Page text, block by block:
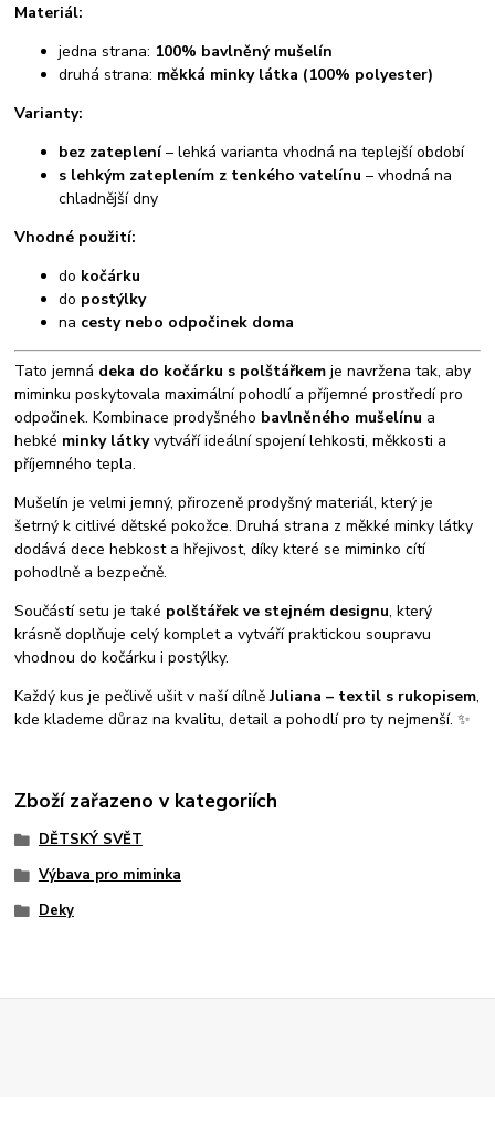
Materiál:
jedna strana: 100% bavlněný mušelín
druhá strana: měkká minky látka (100% polyester)
Varianty:
bez zateplení– lehká varianta vhodná na teplejší období
s lehkým zateplením z tenkého vatelínu – vhodná na
chladnější dny
Vhodné použití:
do kočárku
do postýlky
na cesty nebo odpočinek doma
Tato jemná deka do kočárku s polštářkem je navržena tak, aby
miminku poskytovala maximální pohodlí a příjemné prostředí pro
odpočinek. Kombinace prodyšného bavlněného mušelínu a
hebké minky látkyvytváří ideální spojení lehkosti, měkkosti a
příjemného tepla.
Mušelín je velmi jemný, přirozeně prodyšný materiál, který je
šetrný k citlivé dětské pokožce. Druhá strana z měkké minky látky
dodává dece hebkost a hřejivost, díky které se miminko cítí
pohodlně a bezpečně.
Součástí setu je také polštářek ve stejném designu, který
krásně doplňuje celý komplet a vytváří praktickou soupravu
vhodnou do kočárku i postýlky.
Každý kus je pečlivě ušit v naší dílněJuliana – textil s rukopisem,
kde klademe důraz na kvalitu, detail a pohodlí pro ty nejmenší. ✨
Zboží zařazeno v kategoriích
DĚTSKÝ SVĚT
Výbava pro miminka
Deky